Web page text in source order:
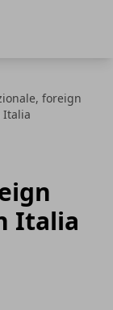
foreign
Italia
Italia